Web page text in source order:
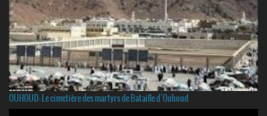
OUHOUD: Le cimetière des martyrs de Bataille d`Ouhoud